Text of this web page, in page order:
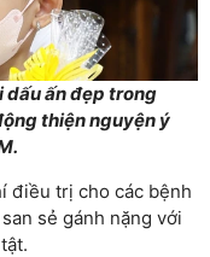
dấu ấn đẹp trong
thiện nguyện ý
điều trị cho các bệnh
sẻ gánh nặng với